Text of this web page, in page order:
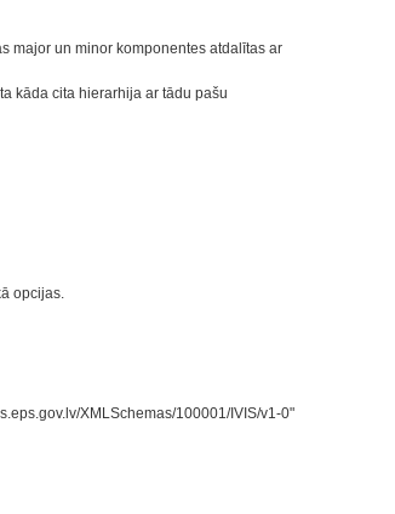
major un minor komponentes atdalītas ar
kāda cita hierarhija ar tādu pašu
opcijas.
XMLSchemas/100001/IVIS/v1-0"